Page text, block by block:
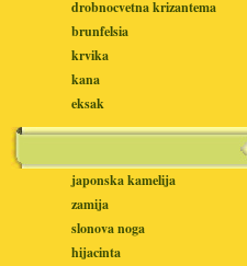
drobnocvetna krizantema
brunfelsia
krvika
kana
eksak
japonska kamelija
zamija
slonova noga
hijacinta